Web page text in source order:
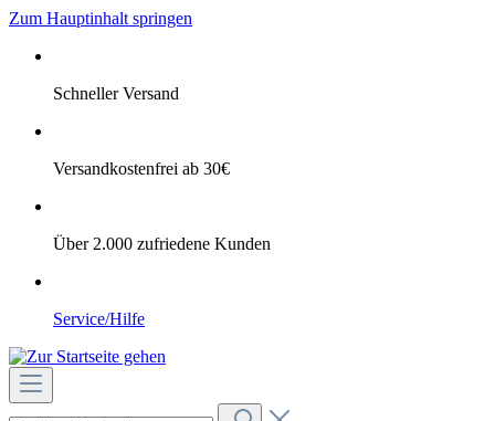
Zum Hauptinhalt springen
Schneller Versand
Versandkostenfrei ab 30€
Über 2.000 zufriedene Kunden
Service/Hilfe